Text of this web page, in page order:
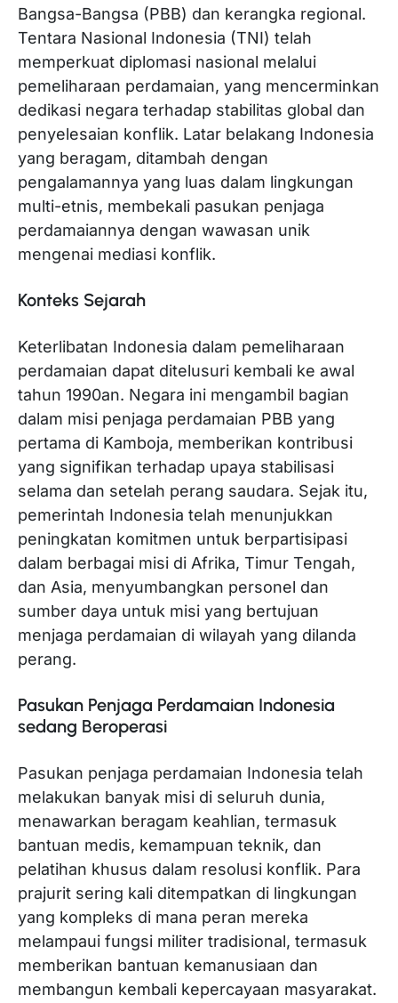
Bangsa-Bangsa (PBB) dan kerangka regional.
Tentara Nasional Indonesia (TNI) telah
memperkuat diplomasi nasional melalui
pemeliharaan perdamaian, yang mencerminkan
dedikasi negara terhadap stabilitas global dan
penyelesaian konflik. Latar belakang Indonesia
yang beragam, ditambah dengan
pengalamannya yang luas dalam lingkungan
multi-etnis, membekali pasukan penjaga
perdamaiannya dengan wawasan unik
mengenai mediasi konflik.
Konteks Sejarah
Keterlibatan Indonesia dalam pemeliharaan
perdamaian dapat ditelusuri kembali ke awal
tahun 1990an. Negara ini mengambil bagian
dalam misi penjaga perdamaian PBB yang
pertama di Kamboja, memberikan kontribusi
yang signifikan terhadap upaya stabilisasi
selama dan setelah perang saudara. Sejak itu,
pemerintah Indonesia telah menunjukkan
peningkatan komitmen untuk berpartisipasi
dalam berbagai misi di Afrika, Timur Tengah,
dan Asia, menyumbangkan personel dan
sumber daya untuk misi yang bertujuan
menjaga perdamaian di wilayah yang dilanda
perang.
Pasukan Penjaga Perdamaian Indonesia
sedang Beroperasi
Pasukan penjaga perdamaian Indonesia telah
melakukan banyak misi di seluruh dunia,
menawarkan beragam keahlian, termasuk
bantuan medis, kemampuan teknik, dan
pelatihan khusus dalam resolusi konflik. Para
prajurit sering kali ditempatkan di lingkungan
yang kompleks di mana peran mereka
melampaui fungsi militer tradisional, termasuk
memberikan bantuan kemanusiaan dan
membangun kembali kepercayaan masyarakat.